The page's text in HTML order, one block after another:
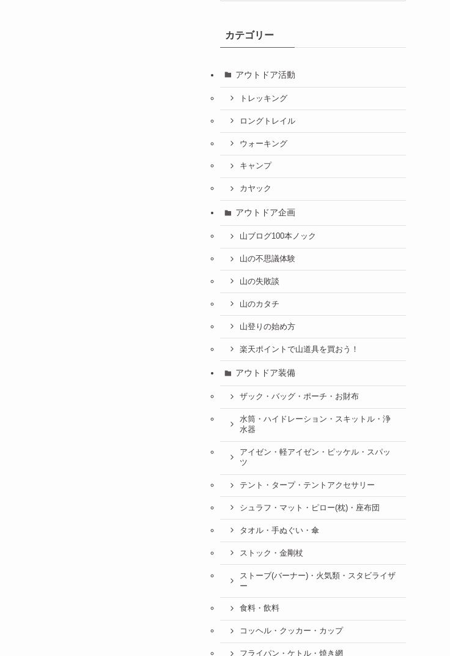
カテゴリー
アウトドア活動
トレッキング
ロングトレイル
ウォーキング
キャンプ
カヤック
アウトドア企画
山ブログ100本ノック
山の不思議体験
山の失敗談
山のカタチ
山登りの始め方
楽天ポイントで山道具を買おう！
アウトドア装備
ザック・バッグ・ポーチ・お財布
水筒・ハイドレーション・スキットル・浄
水器
アイゼン・軽アイゼン・ピッケル・スパッ
ツ
テント・タープ・テントアクセサリー
シュラフ・マット・ピロー(枕)・座布団
タオル・手ぬぐい・傘
ストック・金剛杖
ストーブ(バーナー)・火気類・スタビライザ
ー
食料・飲料
コッヘル・クッカー・カップ
フライパン・ケトル・焼き網